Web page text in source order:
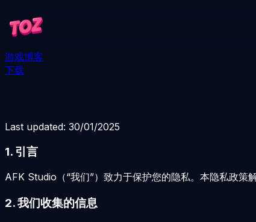
游戏博客
下载
Last updated: 30/01/2025
1. 引言
AFK Studio（“我们”）致力于保护您的隐私。本隐私政策
2. 我们收集的信息